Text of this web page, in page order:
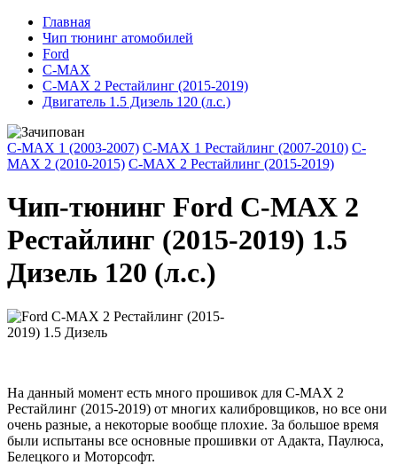
Главная
Чип тюнинг атомобилей
Ford
C-MAX
C-MAX 2 Рестайлинг (2015-2019)
Двигатель 1.5 Дизель 120 (л.с.)
C-MAX 1 (2003-2007) C-MAX 1 Рестайлинг (2007-2010) C-
MAX 2 (2010-2015) C-MAX 2 Рестайлинг (2015-2019)
Чип-тюнинг Ford C-MAX 2
Рестайлинг (2015-2019) 1.5
Дизель 120 (л.с.)
На данный момент есть много прошивок для C-MAX 2
Рестайлинг (2015-2019) от многих калибровщиков, но все они
очень разные, а некоторые вообще плохие. За большое время
были испытаны все основные прошивки от Адакта, Паулюса,
Белецкого и Моторсофт.